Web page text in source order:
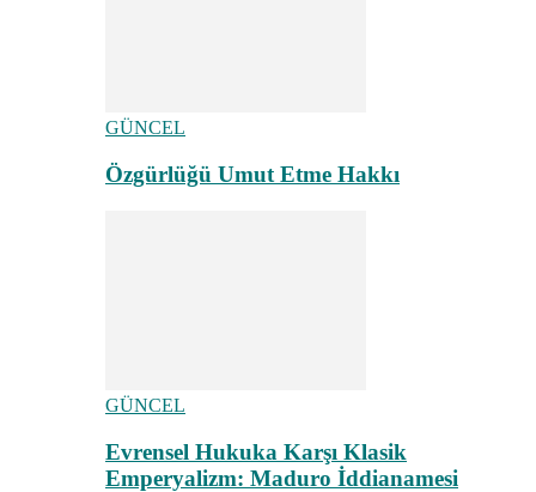
GÜNCEL
Özgürlüğü Umut Etme Hakkı
GÜNCEL
Evrensel Hukuka Karşı Klasik
Emperyalizm: Maduro İddianamesi